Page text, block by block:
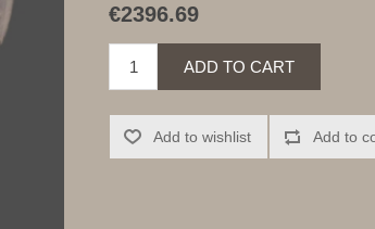
€2396.69
ADD TO CART
Add to wishlist Add to